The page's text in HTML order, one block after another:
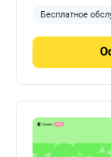
Бесплатное